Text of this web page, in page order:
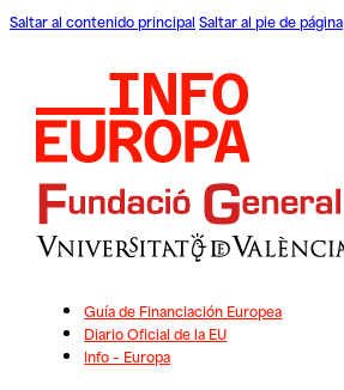
Saltar al contenido principal Saltar al pie de página
Guía de Financiación Europea
Diario Oficial de la EU
Info – Europa